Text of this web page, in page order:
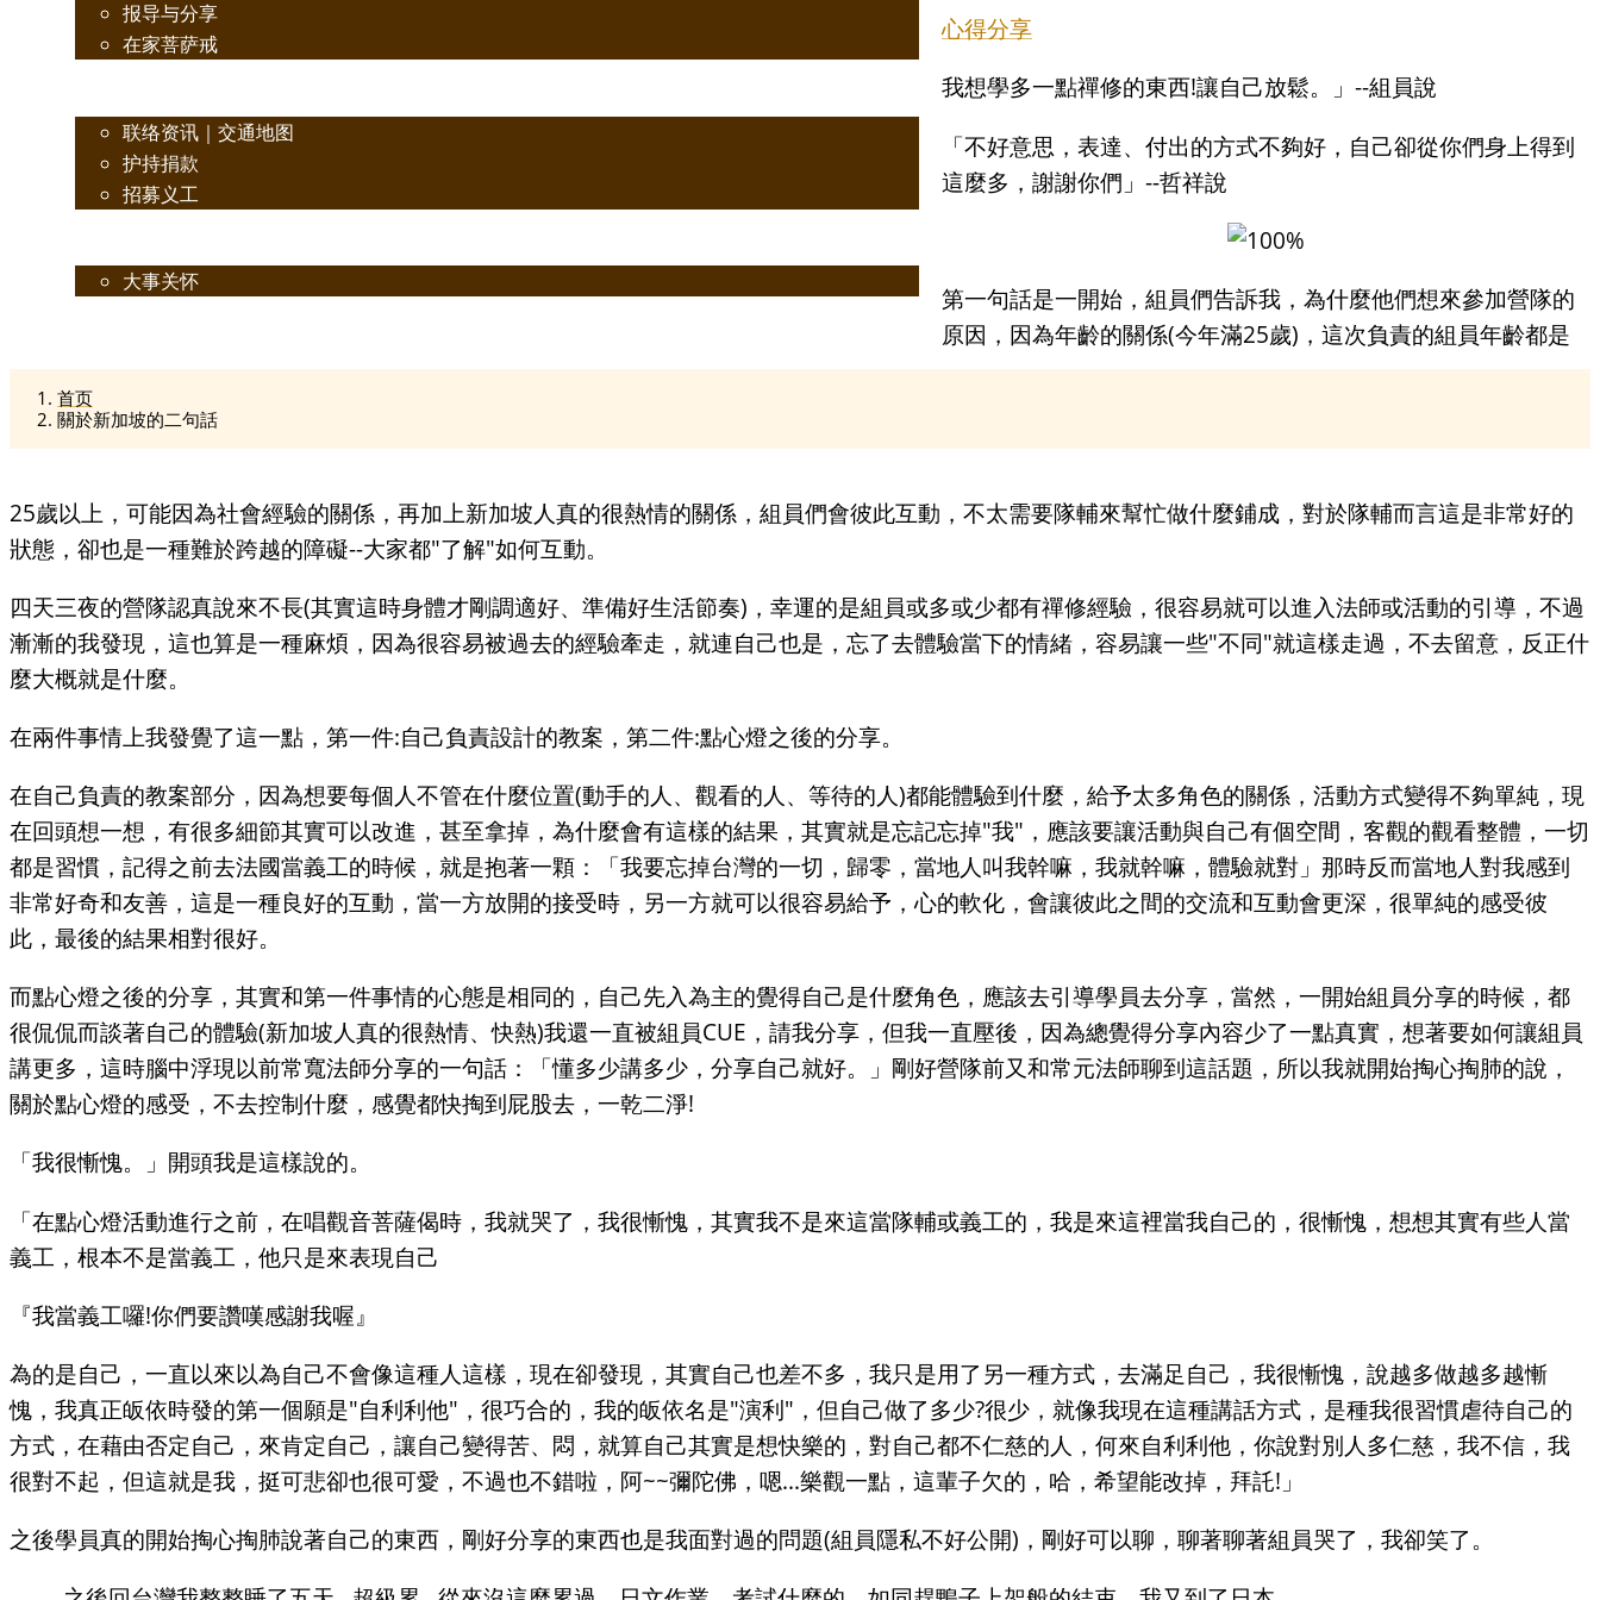
报导与分享
在家菩萨戒
联络资讯｜交通地图
护持捐款
招募义工
大事关怀
首页
關於新加坡的二句話
心得分享
我想學多一點禪修的東西!讓自己放鬆。」--組員說
「不好意思，表達、付出的方式不夠好，自己卻從你們身上得到
這麼多，謝謝你們」--哲祥說
第一句話是一開始，組員們告訴我，為什麼他們想來參加營隊的
原因，因為年齡的關係(今年滿25歲)，這次負責的組員年齡都是
25歲以上，可能因為社會經驗的關係，再加上新加坡人真的很熱情的關係，組員們會彼此互動，不太需要隊輔來幫忙做什麼鋪成，對於隊輔而言這是非常好的
狀態，卻也是一種難於跨越的障礙--大家都"了解"如何互動。
四天三夜的營隊認真說來不長(其實這時身體才剛調適好、準備好生活節奏)，幸運的是組員或多或少都有禪修經驗，很容易就可以進入法師或活動的引導，不過
漸漸的我發現，這也算是一種麻煩，因為很容易被過去的經驗牽走，就連自己也是，忘了去體驗當下的情緒，容易讓一些"不同"就這樣走過，不去留意，反正什
麼大概就是什麼。
在兩件事情上我發覺了這一點，第一件:自己負責設計的教案，第二件:點心燈之後的分享。
在自己負責的教案部分，因為想要每個人不管在什麼位置(動手的人、觀看的人、等待的人)都能體驗到什麼，給予太多角色的關係，活動方式變得不夠單純，現
在回頭想一想，有很多細節其實可以改進，甚至拿掉，為什麼會有這樣的結果，其實就是忘記忘掉"我"，應該要讓活動與自己有個空間，客觀的觀看整體，一切
都是習慣，記得之前去法國當義工的時候，就是抱著一顆：「我要忘掉台灣的一切，歸零，當地人叫我幹嘛，我就幹嘛，體驗就對」那時反而當地人對我感到
非常好奇和友善，這是一種良好的互動，當一方放開的接受時，另一方就可以很容易給予，心的軟化，會讓彼此之間的交流和互動會更深，很單純的感受彼
此，最後的結果相對很好。
而點心燈之後的分享，其實和第一件事情的心態是相同的，自己先入為主的覺得自己是什麼角色，應該去引導學員去分享，當然，一開始組員分享的時候，都
很侃侃而談著自己的體驗(新加坡人真的很熱情、快熱)我還一直被組員CUE，請我分享，但我一直壓後，因為總覺得分享內容少了一點真實，想著要如何讓組員
講更多，這時腦中浮現以前常寬法師分享的一句話：「懂多少講多少，分享自己就好。」剛好營隊前又和常元法師聊到這話題，所以我就開始掏心掏肺的說，
關於點心燈的感受，不去控制什麼，感覺都快掏到屁股去，一乾二淨!
「我很慚愧。」開頭我是這樣說的。
「在點心燈活動進行之前，在唱觀音菩薩偈時，我就哭了，我很慚愧，其實我不是來這當隊輔或義工的，我是來這裡當我自己的，很慚愧，想想其實有些人當
義工，根本不是當義工，他只是來表現自己
『我當義工囉!你們要讚嘆感謝我喔』
為的是自己，一直以來以為自己不會像這種人這樣，現在卻發現，其實自己也差不多，我只是用了另一種方式，去滿足自己，我很慚愧，說越多做越多越慚
愧，我真正皈依時發的第一個願是"自利利他"，很巧合的，我的皈依名是"演利"，但自己做了多少?很少，就像我現在這種講話方式，是種我很習慣虐待自己的
方式，在藉由否定自己，來肯定自己，讓自己變得苦、悶，就算自己其實是想快樂的，對自己都不仁慈的人，何來自利利他，你說對別人多仁慈，我不信，我
很對不起，但這就是我，挺可悲卻也很可愛，不過也不錯啦，阿~~彌陀佛，嗯...樂觀一點，這輩子欠的，哈，希望能改掉，拜託!」
之後學員真的開始掏心掏肺說著自己的東西，剛好分享的東西也是我面對過的問題(組員隱私不好公開)，剛好可以聊，聊著聊著組員哭了，我卻笑了。